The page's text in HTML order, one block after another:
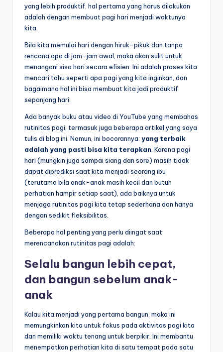
yang lebih produktif, hal pertama yang harus dilakukan
adalah dengan membuat pagi hari menjadi waktunya
kita.
Bila kita memulai hari dengan hiruk-pikuk dan tanpa
rencana apa di jam-jam awal, maka akan sulit untuk
menangani sisa hari secara efisien. Ini adalah proses kita
mencari tahu seperti apa pagi yang kita inginkan, dan
bagaimana hal ini bisa membuat kita jadi produktif
sepanjang hari.
Ada banyak buku atau video di YouTube yang membahas
rutinitas pagi, termasuk juga beberapa artikel yang saya
tulis di blog ini. Namun, ini bocorannya: yang terbaik
adalah yang pasti bisa kita terapkan. Karena pagi
hari (mungkin juga sampai siang dan sore) masih tidak
dapat diprediksi saat kita menjadi seorang ibu
(terutama bila anak-anak masih kecil dan butuh
perhatian hampir setiap saat), ada baiknya untuk
menjaga rutinitas pagi kita tetap sederhana dan hanya
dengan sedikit fleksibilitas.
Beberapa hal penting yang perlu diingat saat
merencanakan rutinitas pagi adalah:
Selalu bangun lebih cepat,
dan bangun sebelum anak-
anak
Kalau kita menjadi yang pertama bangun, maka ini
memungkinkan kita untuk fokus pada aktivitas pagi kita
dan memiliki waktu tenang untuk berpikir. Ini membantu
menempatkan perhatian kita di satu tempat pada satu